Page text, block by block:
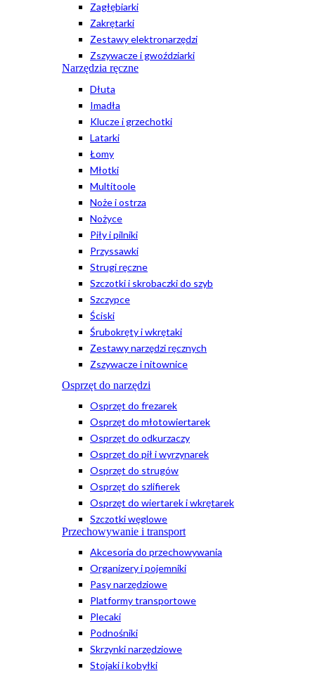
Zagłębiarki
Zakrętarki
Zestawy elektronarzędzi
Zszywacze i gwoździarki
Narzędzia ręczne
Dłuta
Imadła
Klucze i grzechotki
Latarki
Łomy
Młotki
Multitoole
Noże i ostrza
Nożyce
Piły i pilniki
Przyssawki
Strugi ręczne
Szczotki i skrobaczki do szyb
Szczypce
Ściski
Śrubokręty i wkrętaki
Zestawy narzędzi ręcznych
Zszywacze i nitownice
Osprzęt do narzędzi
Osprzęt do frezarek
Osprzęt do młotowiertarek
Osprzęt do odkurzaczy
Osprzęt do pił i wyrzynarek
Osprzęt do strugów
Osprzęt do szlifierek
Osprzęt do wiertarek i wkrętarek
Szczotki węglowe
Przechowywanie i transport
Akcesoria do przechowywania
Organizery i pojemniki
Pasy narzędziowe
Platformy transportowe
Plecaki
Podnośniki
Skrzynki narzędziowe
Stojaki i kobyłki